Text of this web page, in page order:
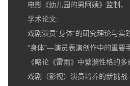
电影《幼儿园的男阿姨》监制、
学术论文:
戏剧演员“身体”的研究理论与实
“身体”—演员表演创作中的重要
《略论《雷雨》中蘩漪性格的多
戏剧（影视）演员培养的新挑